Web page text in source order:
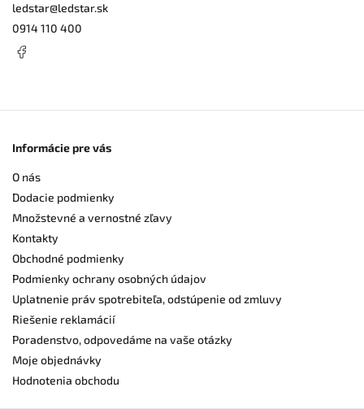
ledstar@ledstar.sk
0914 110 400
Informácie pre vás
O nás
Dodacie podmienky
Množstevné a vernostné zľavy
Kontakty
Obchodné podmienky
Podmienky ochrany osobných údajov
Uplatnenie práv spotrebiteľa, odstúpenie od zmluvy
Riešenie reklamácií
Poradenstvo, odpovedáme na vaše otázky
Moje objednávky
Hodnotenia obchodu